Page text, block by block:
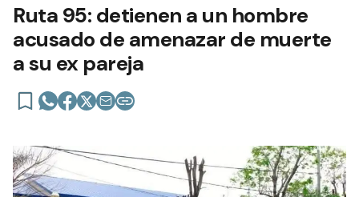
Ruta 95: detienen a un hombre
acusado de amenazar de muerte
a su ex pareja